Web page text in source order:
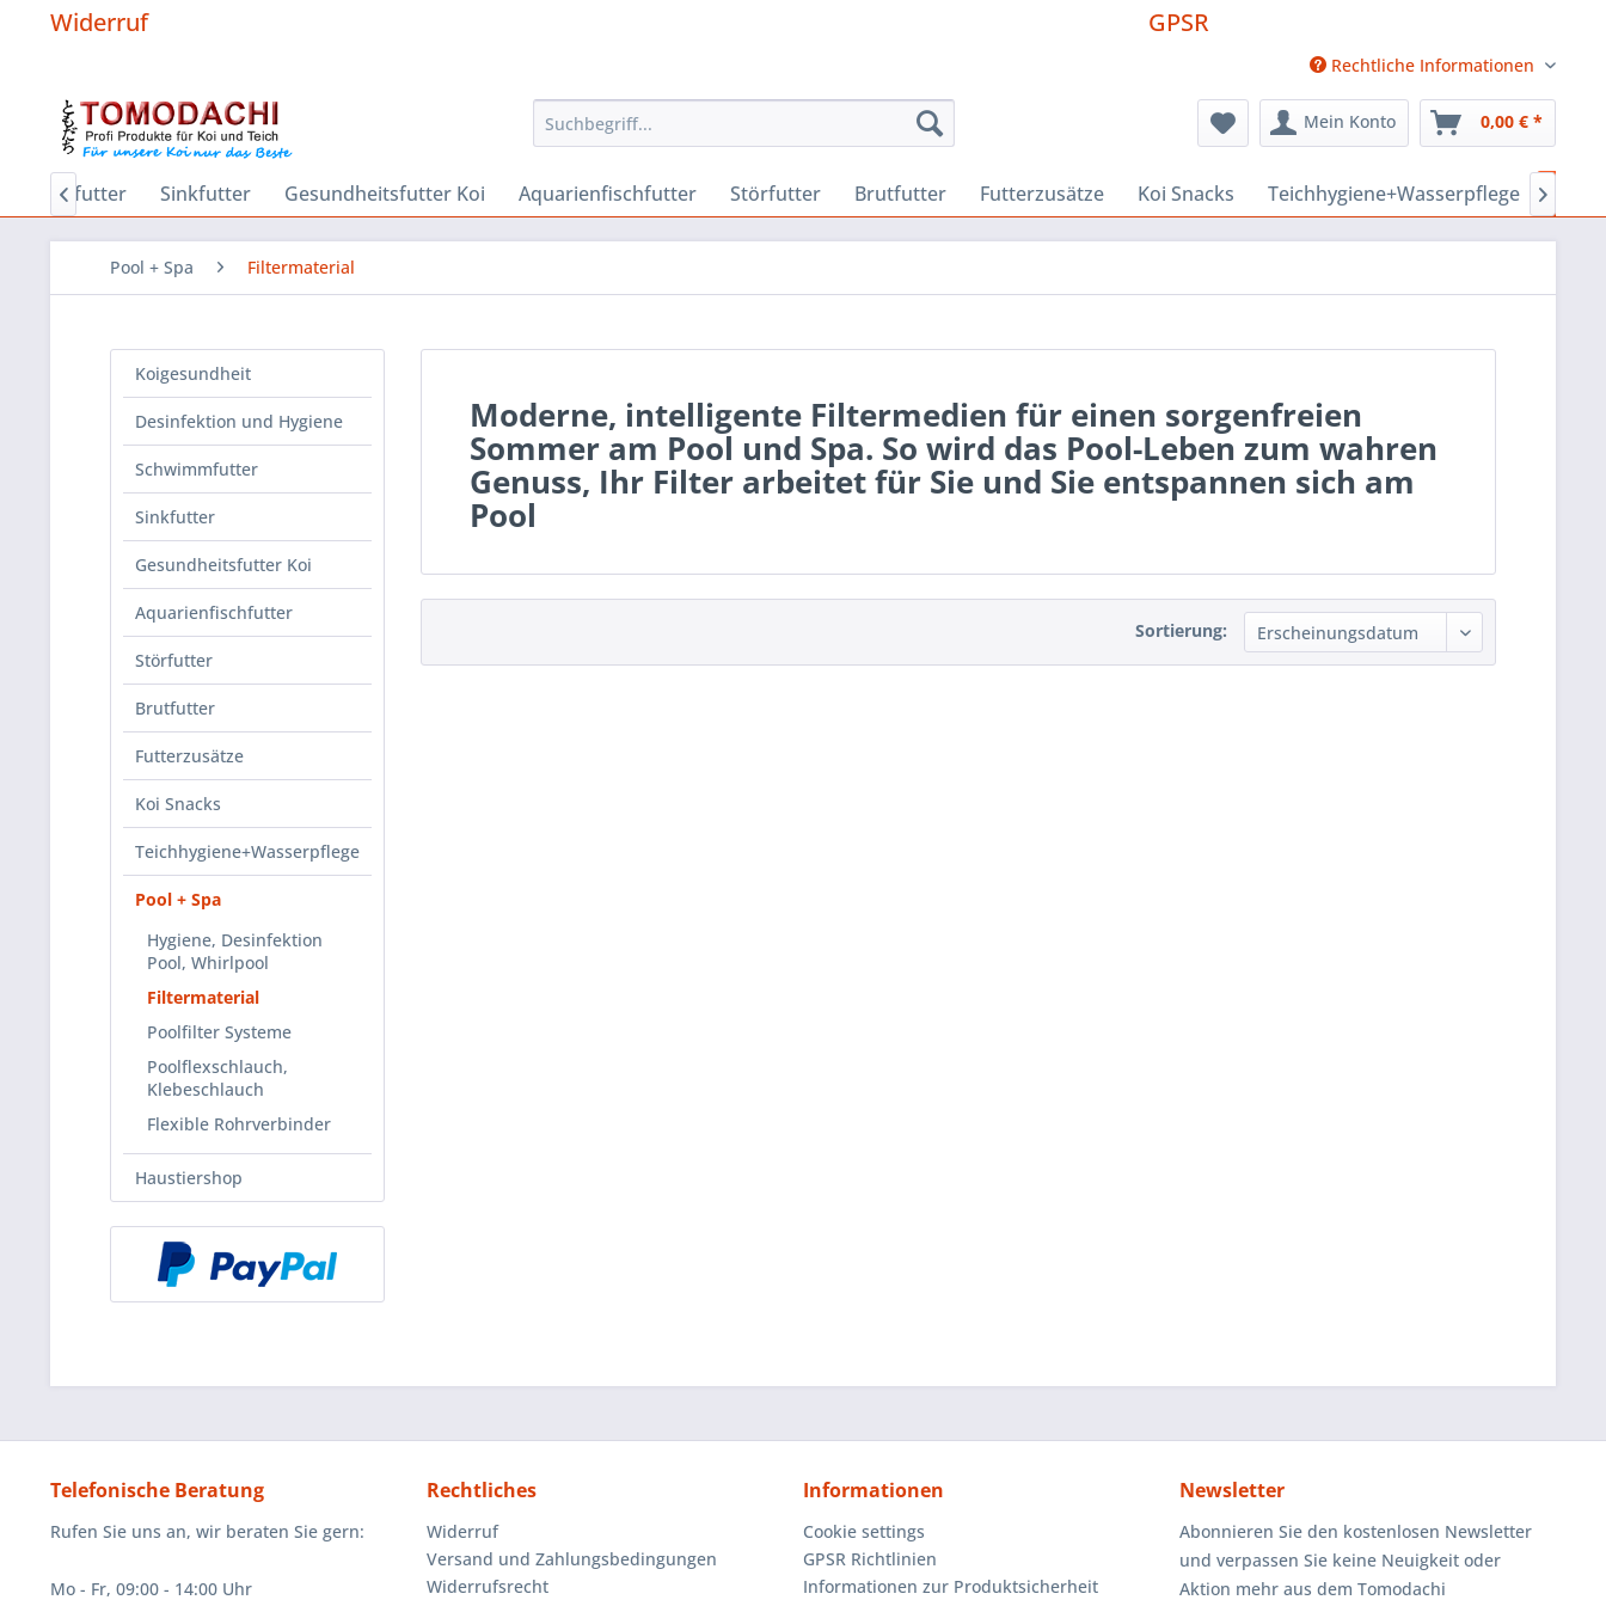
Widerruf GPSR
Rechtliche Informationen
Mein Konto 0,00 € *
Sinkfutter Gesundheitsfutter Koi Aquarienfischfutter Störfutter Brutfutter Futterzusätze Koi Snacks Teichhygiene+Wasserpflege
 
Pool + Spa Filtermaterial
Koigesundheit
Desinfektion und Hygiene
Schwimmfutter
Sinkfutter
Gesundheitsfutter Koi
Aquarienfischfutter
Störfutter
Brutfutter
Futterzusätze
Koi Snacks
Teichhygiene+Wasserpflege
Pool + Spa
Hygiene, Desinfektion
Pool, Whirlpool
Filtermaterial
Poolfilter Systeme
Poolflexschlauch,
Klebeschlauch
Flexible Rohrverbinder
Haustiershop
Moderne, intelligente Filtermedien für einen sorgenfreien
Sommer am Pool und Spa. So wird das Pool-Leben zum wahren
Genuss, Ihr Filter arbeitet für Sie und Sie entspannen sich am
Pool
Sortierung:
Telefonische Beratung
Rufen Sie uns an, wir beraten Sie gern:
Mo - Fr, 09:00 - 14:00 Uhr
Rechtliches
Widerruf
Versand und Zahlungsbedingungen
Widerrufsrecht
Informationen
Cookie settings
GPSR Richtlinien
Informationen zur Produktsicherheit
Newsletter
Abonnieren Sie den kostenlosen Newsletter
und verpassen Sie keine Neuigkeit oder
Aktion mehr aus dem Tomodachi